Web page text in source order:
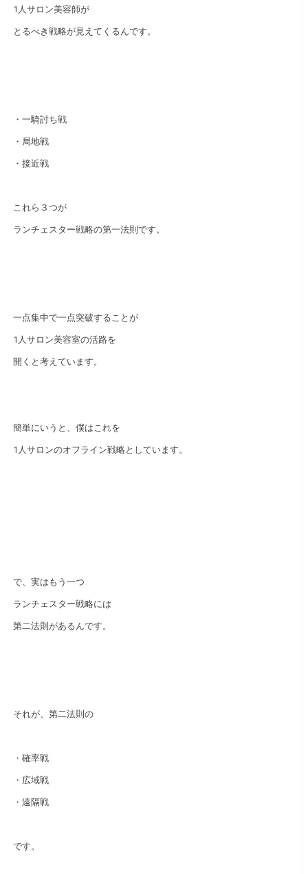
1人サロン美容師が
とるべき戦略が見えてくるんです。
・一騎討ち戦
・局地戦
・接近戦
これら３つが
ランチェスター戦略の第一法則です。
一点集中で一点突破することが
1人サロン美容室の活路を
開くと考えています。
簡単にいうと、僕はこれを
1人サロンのオフライン戦略としています。
で、実はもう一つ
ランチェスター戦略には
第二法則があるんです。
それが、第二法則の
・確率戦
・広域戦
・遠隔戦
です。